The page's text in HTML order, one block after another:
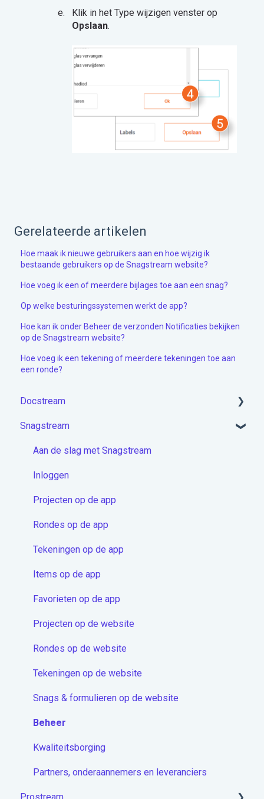
Klik in het Type wijzigen venster op
Opslaan.
Gerelateerde artikelen
Hoe maak ik nieuwe gebruikers aan en hoe wijzig ik
bestaande gebruikers op de Snagstream website?
Hoe voeg ik een of meerdere bijlages toe aan een snag?
Op welke besturingssystemen werkt de app?
Hoe kan ik onder Beheer de verzonden Notificaties bekijken
op de Snagstream website?
Hoe voeg ik een tekening of meerdere tekeningen toe aan
een ronde?
Docstream
Aan de slag met Docstream
Account activeren & Inloggen
Projecten module
Mappen
Documenten
Berichten
Contactenmodule
Proceduremodule
Extra
Docstream App
Koppelingen
Overige artikelen
Snagstream
Aan de slag met Snagstream
Inloggen
Projecten op de app
Rondes op de app
Tekeningen op de app
Items op de app
Favorieten op de app
Projecten op de website
Rondes op de website
Tekeningen op de website
Snags & formulieren op de website
Beheer
Kwaliteitsborging
Partners, onderaannemers en leveranciers
Prostream